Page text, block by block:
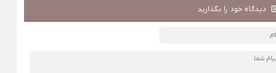
دیدگاه خود را بگذارید